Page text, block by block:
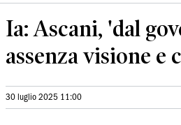
Ia: Ascani, 'dal
assenza visione e
30 luglio 2025 11:00